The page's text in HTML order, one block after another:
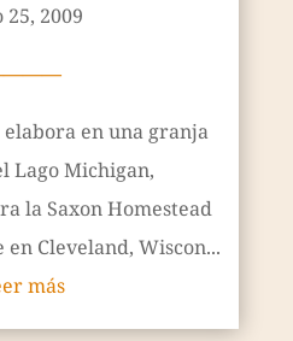
2009
elabora en una granja
Lago Michigan,
la Saxon Homestead
en Cleveland, Wiscon...
más